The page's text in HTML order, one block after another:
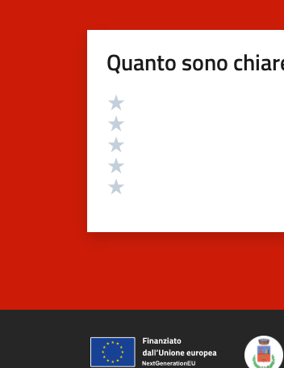
Quanto sono
Valutazione